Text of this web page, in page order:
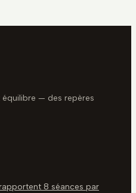
équilibre — des repères
8 séances par